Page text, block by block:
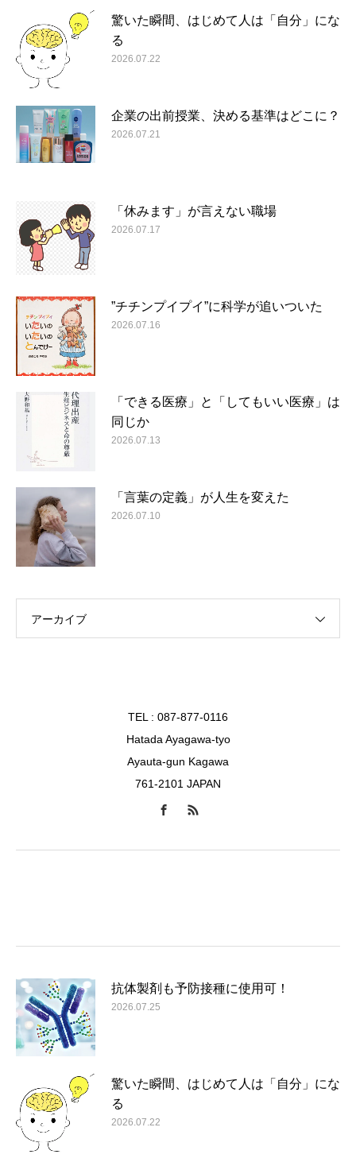
驚いた瞬間、はじめて人は「自分」にな
る
2026.07.22
企業の出前授業、決める基準はどこに？
2026.07.21
「休みます」が言えない職場
2026.07.17
”チチンプイプイ”に科学が追いついた
2026.07.16
「できる医療」と「してもいい医療」は
同じか
2026.07.13
「言葉の定義」が人生を変えた
2026.07.10
アーカイブ
TEL : 087-877-0116
Hatada Ayagawa-tyo
Ayauta-gun Kagawa
761-2101 JAPAN
抗体製剤も予防接種に使用可！
2026.07.25
驚いた瞬間、はじめて人は「自分」にな
る
2026.07.22